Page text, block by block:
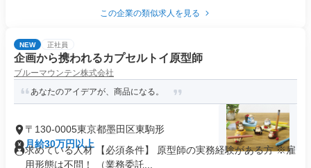
この企業の類似求人を見る
NEW 正社員
企画から携われるカプセルトイ原型師
ブルーマウンテン株式会社
あなたのアイデアが、商品になる。
〒130-0005東京都墨田区東駒形
月給30万円以上
求めている人材 【必須条件】 原型師の実務経験がある方 ※雇
用形態は不問！ （業務委託...